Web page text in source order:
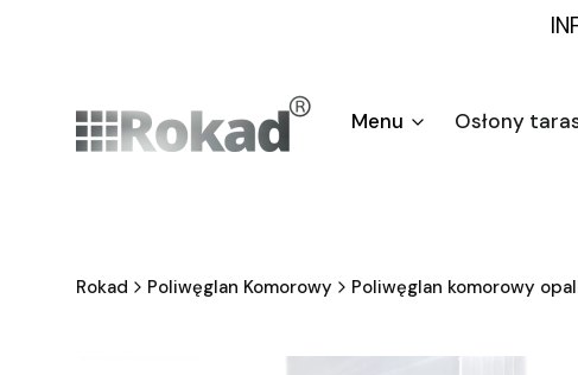
Menu Osłony
Rokad Poliwęglan Komorowy Poliwęglan komorowy